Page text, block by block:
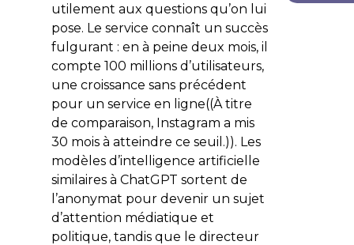
utilement aux questions qu’on lui
pose. Le service connaît un succès
fulgurant : en à peine deux mois, il
compte 100 millions d’utilisateurs,
une croissance sans précédent
pour un service en ligne((À titre
de comparaison, Instagram a mis
30 mois à atteindre ce seuil.)). Les
modèles d’intelligence artificielle
similaires à ChatGPT sortent de
l’anonymat pour devenir un sujet
d’attention médiatique et
politique, tandis que le directeur